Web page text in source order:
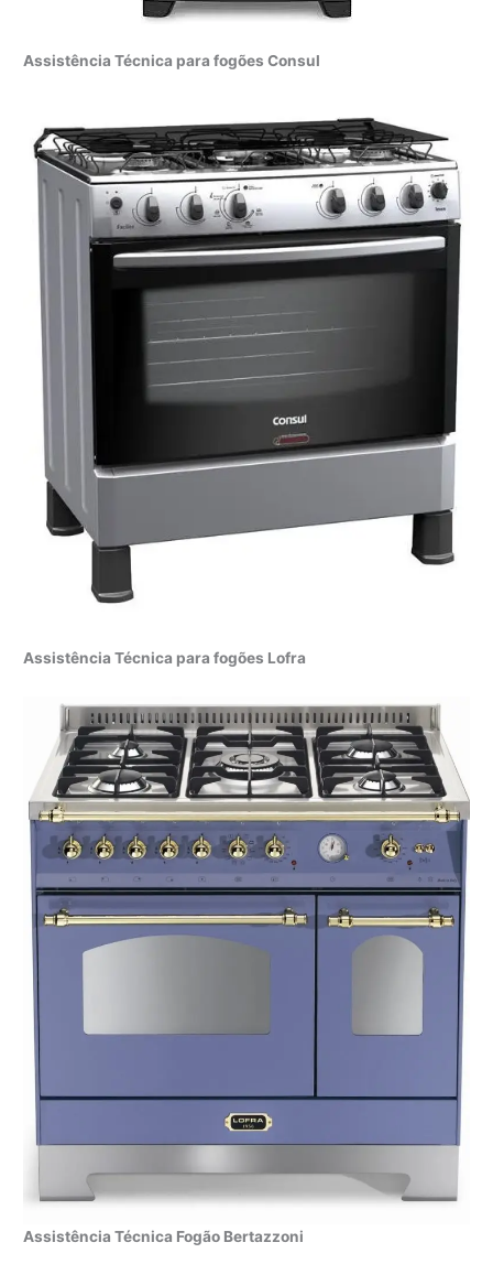
Assistência Técnica para fogões Consul
Assistência Técnica para fogões Lofra
Assistência Técnica Fogão Bertazzoni